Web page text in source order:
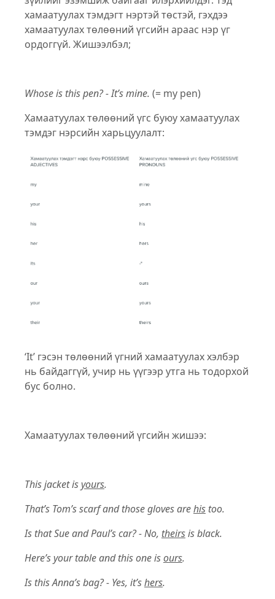
хамаатуулах тэмдэгт нэртэй төстэй, гэхдээ
хамаатуулах төлөөний үгсийн араас нэр үг
ордоггүй. Жишээлбэл;
Whose is this pen? - It’s mine. (= my pen)
Хамаатуулах төлөөний үгс буюу хамаатуулах
тэмдэг нэрсийн харьцуулалт:
‘It’ гэсэн төлөөний үгний хамаатуулах хэлбэр
нь байдаггүй, учир нь үүгээр утга нь тодорхой
бус болно.
Хамаатуулах төлөөний үгсийн жишээ:
This jacket isyours.
That’s Tom’s scarf and those gloves arehis too.
Is that Sue and Paul’s car? - No, theirsis black.
Here’s your table and this one isours.
Is this Anna’s bag? - Yes, it’shers.